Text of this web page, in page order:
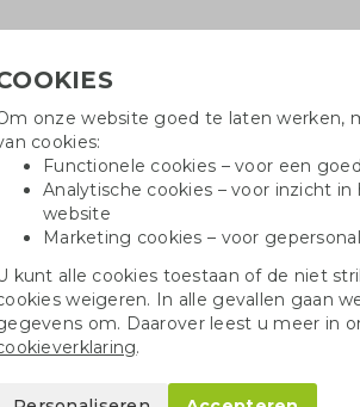
Katoenen tassen
logo Drijvende sleutelhanger
onze website goed te laten werken,
cookies:
Functionele cookies – voor een
Analytische cookies – voor inzicht
website
Marketing cookies – voor
kunt alle cookies toestaan of de niet
weigeren. In alle gevallen gaan
om. Daarover leest u meer in
.